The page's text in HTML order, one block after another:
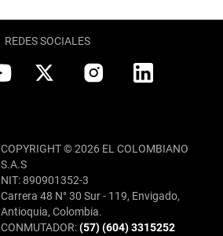
REDES SOCIALES
COPYRIGHT © 2026 EL COLOMBIANO
S.A.S
NIT: 890901352-3
Carrera 48 N° 30 Sur - 119, Envigado,
Antioquia, Colombia.
CONMUTADOR:(57) (604) 3315252